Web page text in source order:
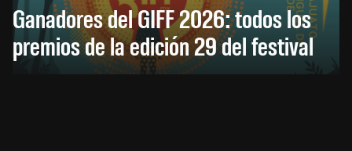
Ganadores del GIFF 2026: todos los
premios de la edición 29 del festival